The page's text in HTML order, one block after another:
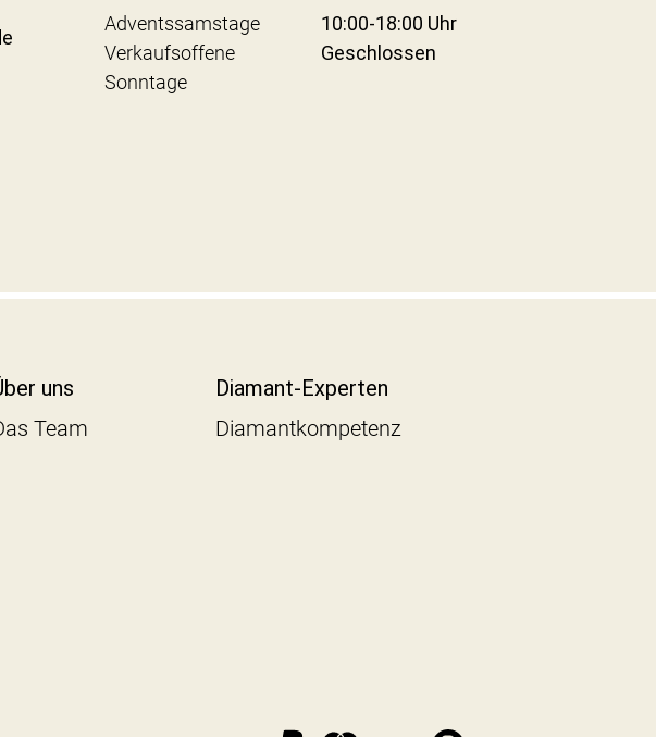
Adventssamstage
10:00-18:00 Uhr
Verkaufsoffene
Sonntage
Geschlossen
uns
Team
Diamant-Experten
Diamantkompetenz